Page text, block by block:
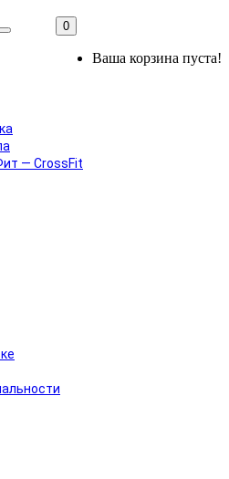
0
Ваша корзина пуста!
— CrossFit